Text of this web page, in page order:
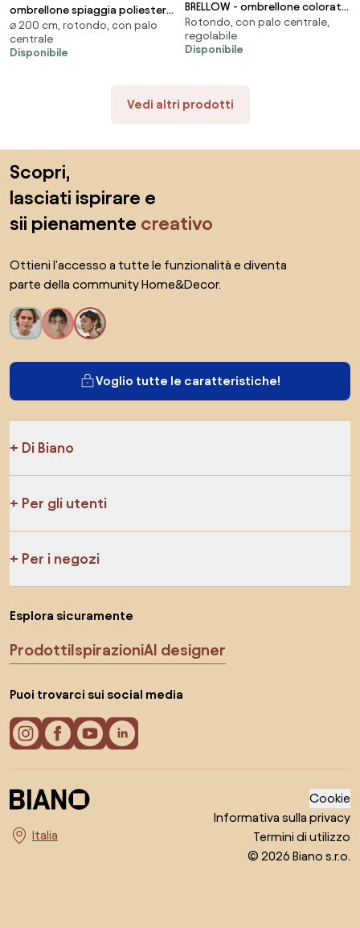
ombrellone spiaggia poliestere
uv 200/32 decoro anguria e
fenicottero
⌀ 200 cm, rotondo, con palo
centrale
Disponibile
BRELLOW - ombrellone colorato
da spiaggia
Rotondo, con palo centrale,
regolabile
Disponibile
Vedi altri prodotti
Scopri,
lasciati ispirare e
sii pienamente creativo
Ottieni l'accesso a tutte le funzionalità e diventa
parte della community Home&Decor.
Voglio tutte le caratteristiche!
Di Biano
Per gli utenti
Per i negozi
Esplora sicuramente
ProdottiIspirazioniAI designer
Puoi trovarci sui social media
Seleziona il paese
Cookie
Informativa sulla privacy
Termini di utilizzo
© 2026 Biano s.r.o.